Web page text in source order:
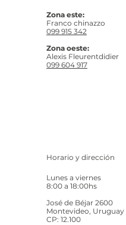
Zona este:
Franco chinazzo
099 915 342
Zona oeste:
Alexis Fleurentdidier
099 604 917
Horario y dirección
Lunes a viernes
8:00 a 18:00hs
José de Béjar 2600
Montevideo, Uruguay
CP: 12.100